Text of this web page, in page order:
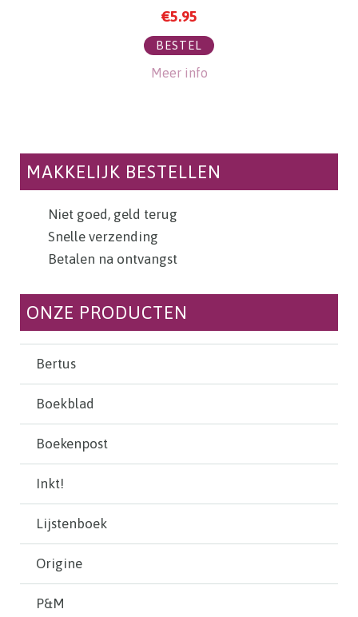
€5.95
BESTEL
Meer info
MAKKELIJK BESTELLEN
Niet goed, geld terug
Snelle verzending
Betalen na ontvangst
ONZE PRODUCTEN
Bertus
Boekblad
Boekenpost
Inkt!
Lijstenboek
Origine
P&M